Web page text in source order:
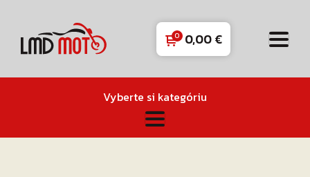
0,00€
Vyberte si kategóriu